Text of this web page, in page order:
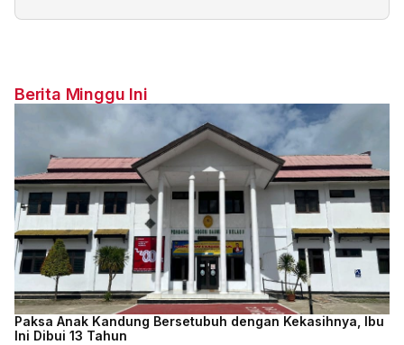
Berita Minggu Ini
Paksa Anak Kandung Bersetubuh dengan Kekasihnya, Ibu
Ini Dibui 13 Tahun